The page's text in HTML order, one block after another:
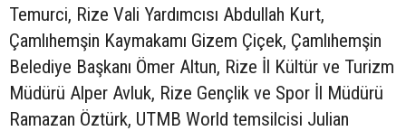
Temurci, Rize Vali Yardımcısı Abdullah Kurt,
Çamlıhemşin Kaymakamı Gizem Çiçek, Çamlıhemşin
Belediye Başkanı Ömer Altun, Rize İl Kültür ve Turizm
Müdürü Alper Avluk, Rize Gençlik ve Spor İl Müdürü
Ramazan Öztürk, UTMB World temsilcisi Julian